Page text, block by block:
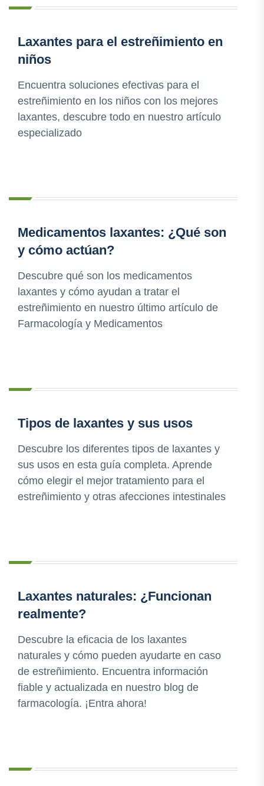
Laxantes para el estreñimiento en
niños
Encuentra soluciones efectivas para el
estreñimiento en los niños con los mejores
laxantes, descubre todo en nuestro artículo
especializado
Medicamentos laxantes: ¿Qué son
y cómo actúan?
Descubre qué son los medicamentos
laxantes y cómo ayudan a tratar el
estreñimiento en nuestro último artículo de
Farmacología y Medicamentos
Tipos de laxantes y sus usos
Descubre los diferentes tipos de laxantes y
sus usos en esta guía completa. Aprende
cómo elegir el mejor tratamiento para el
estreñimiento y otras afecciones intestinales
Laxantes naturales: ¿Funcionan
realmente?
Descubre la eficacia de los laxantes
naturales y cómo pueden ayudarte en caso
de estreñimiento. Encuentra información
fiable y actualizada en nuestro blog de
farmacología. ¡Entra ahora!